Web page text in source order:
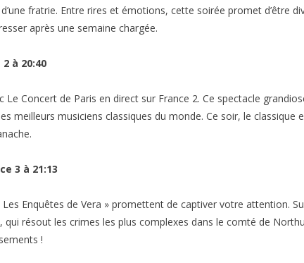
fratrie. Entre rires et émotions, cette soirée promet d’être
après une semaine chargée.
à 20:40
Le Concert de Paris en direct sur France 2. Ce spectacle
meilleurs musiciens classiques du monde. Ce soir, le classique
3 à 21:13
Enquêtes de Vera » promettent de captiver votre attention.
résout les crimes les plus complexes dans le comté de
!